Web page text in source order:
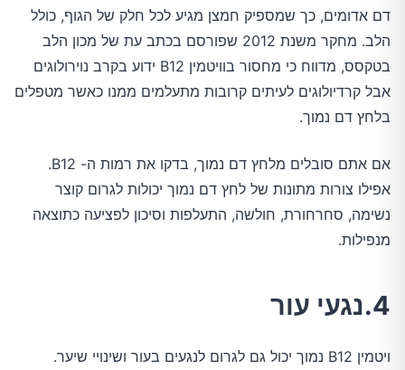
דם אדומים, כך שמספיק חמצן מגיע לכל חלק של הגוף, כולל
הלב. מחקר משנת 2012 שפורסם בכתב עת של מכון הלב
בטקסס, מדווח כי מחסור בוויטמין B12 ידוע בקרב נוירולוגים
אבל קרדיולוגים לעיתים קרובות מתעלמים ממנו כאשר מטפלים
בלחץ דם נמוך.
אם אתם סובלים מלחץ דם נמוך, בדקו את רמות ה- B12.
אפילו צורות מתונות של לחץ דם נמוך יכולות לגרום קוצר
נשימה, סחרחורת, חולשה, התעלפות וסיכון לפציעה כתוצאה
מנפילות.
4.נגעי עור
ויטמין B12 נמוך יכול גם לגרום לנגעים בעור ושינויי שיער.